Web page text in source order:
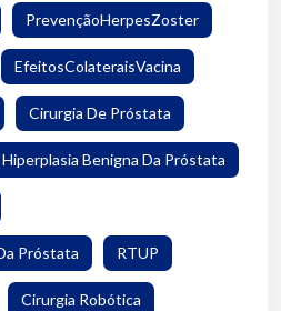
PrevençãoHerpesZoster
EfeitosColateraisVacina
Cirurgia De Próstata
Hiperplasia Benigna Da Próstata
Próstata RTUP
Cirurgia Robótica